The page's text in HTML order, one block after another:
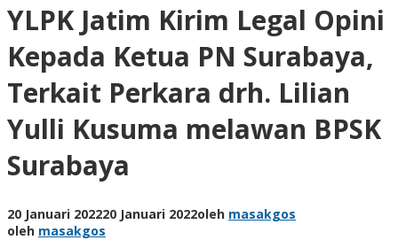
YLPK Jatim Kirim Legal Opini
Kepada Ketua PN Surabaya,
Terkait Perkara drh. Lilian
Yulli Kusuma melawan BPSK
Surabaya
20 Januari 202220 Januari 2022oleh masakgos
oleh masakgos